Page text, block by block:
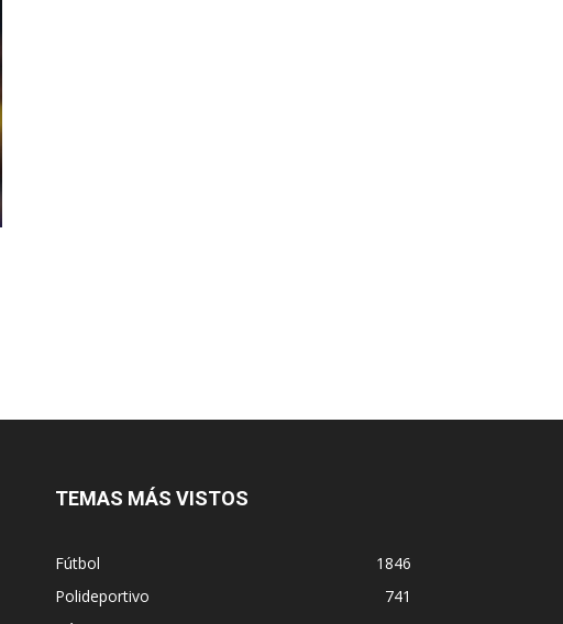
TEMAS MÁS VISTOS
Fútbol
1846
Polideportivo
741